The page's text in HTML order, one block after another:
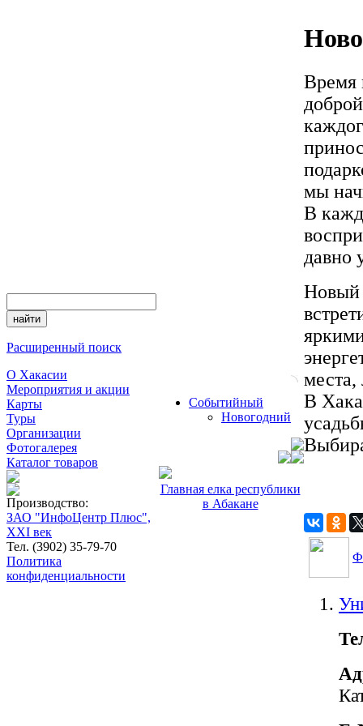
Расширенный поиск
О Хакасии
Мероприятия и акции
Карты
Туры
Организации
Фотогалерея
Каталог товаров
Производство:
ЗАО "ИнфоЦентр Плюс",
XXI век
Тел. (3902) 35-79-70
Политика
конфиденциальности
Событийный
Новогодний
Главная елка республики
в Абакане
Время
мы
В
давно
Новый
места,
В